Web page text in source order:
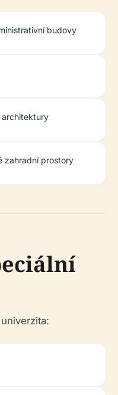
budovy
architektury
zahradní prostory